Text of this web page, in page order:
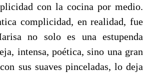
con la cocina por medio.
complicidad, en realidad, fue
no solo es una estupenda
intensa, poética, sino una gran
sus suaves pinceladas, lo deja